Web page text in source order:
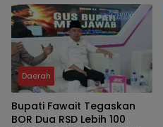
Daerah
Bupati Fawait Tegaskan
BOR Dua RSD Lebih 100